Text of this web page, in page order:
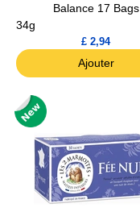
Balance 17 Bags
34g
£ 2,94
Ajouter